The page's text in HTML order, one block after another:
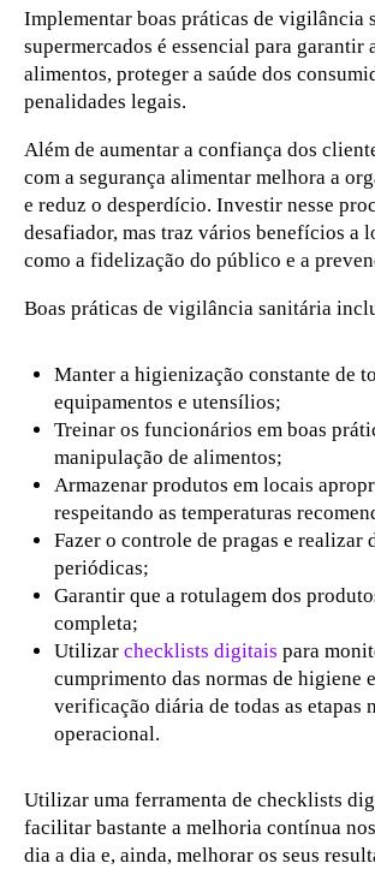
Implementar boas práticas de vigilância
supermercados é essencial para garantir
alimentos, proteger a saúde dos
penalidades legais.
Além de aumentar a confiança dos
com a segurança alimentar melhora a
e reduz o desperdício. Investir nesse
desafiador, mas traz vários benefícios a
como a fidelização do público e a
Boas práticas de vigilância sanitária
Manter a higienização constante de
equipamentos e utensílios;
Treinar os funcionários em boas
manipulação de alimentos;
Armazenar produtos em locais
respeitando as temperaturas
Fazer o controle de pragas e realizar
periódicas;
Garantir que a rotulagem dos
completa;
Utilizar checklists digitais para
cumprimento das normas de higiene
verificação diária de todas as etapas
operacional.
Utilizar uma ferramenta de checklists
facilitar bastante a melhoria contínua
dia a dia e, ainda, melhorar os seus